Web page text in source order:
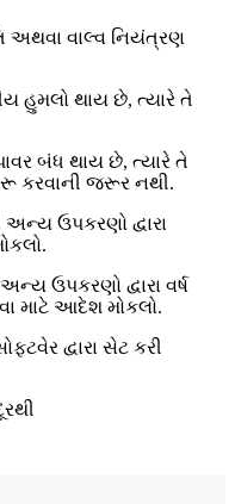
અથવા વાલ્વ નિયંત્રણ
હુમલો થાય છે, ત્યારે તે
બંધ થાય છે, ત્યારે તે
કરવાની જરૂર નથી.
ઉપકરણો દ્વારા
ઉપકરણો દ્વારા વર્ષ
માટે આદેશ મોકલો.
દ્વારા સેટ કરી